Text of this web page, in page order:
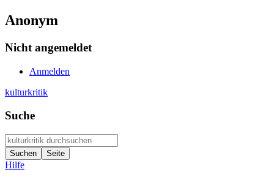
Anonym
Nicht angemeldet
Anmelden
kulturkritik
Suche
Hilfe